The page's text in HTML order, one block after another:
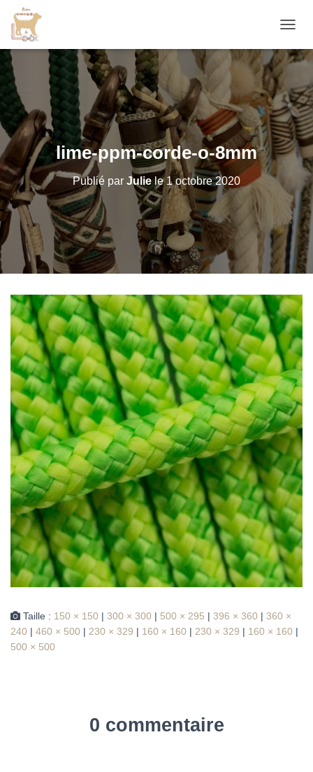
É
P
E
R
L
A
N
I
G
A
T
O
N
lime-ppm-corde-o-8mm
Publié par Juliele1 octobre 2020
Taille : 150 × 150 | 300 × 300 | 500 × 295 | 396 × 360 | 360 ×
240 | 460 × 500 | 230 × 329 | 160 × 160 | 230 × 329 | 160 × 160 |
500 × 500
0 commentaire